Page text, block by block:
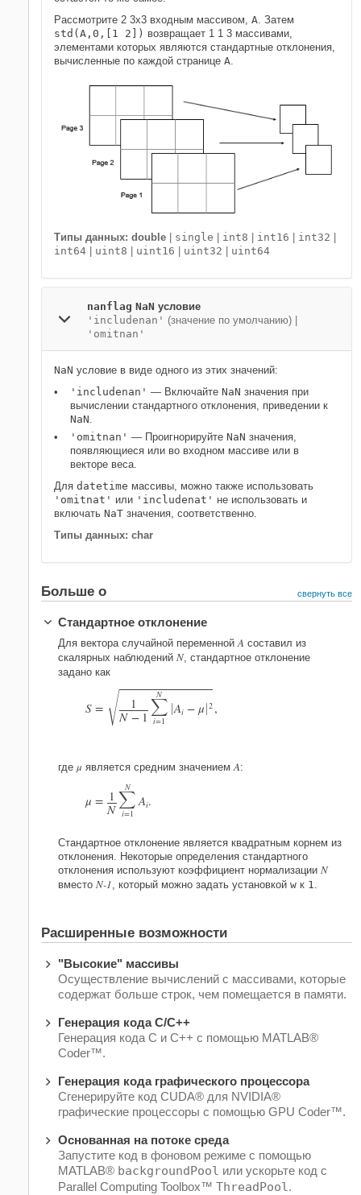
Рассмотрите 2 3х3 входным массивом, A. Затем
std(A,0,[1 2]) возвращает 1 1 3 массивами,
элементами которых являются стандартные отклонения,
вычисленные по каждой странице A.
Типы данных: double | single | int8 | int16 | int32 |
int64 | uint8 | uint16 | uint32 | uint64
nanflag NaN условие
'includenan' (значение по умолчанию) |
'omitnan'
NaN условие в виде одного из этих значений:
'includenan' — Включайте NaN значения при
вычислении стандартного отклонения, приведении к
NaN
'omitnan' — Проигнорируйте NaN значения,
появляющиеся или во входном массиве или в
векторе веса.
Для datetime массивы, можно также использовать
'omitnat' или 'includenat' не использовать и
включать NaT значения, соответственно.
Типы данных: char
Больше о свернуть все
Стандартное отклонение
Для вектора случайной переменной A составил из
скалярных наблюдений N, стандартное отклонение
задано как
S = G 1
N − 1
N

i=1
Ai −μ 2,
где μ является средним значением A:
μ = 1
N
N

i=1
Ai.
Стандартное отклонение является квадратным корнем из
отклонения. Некоторые определения стандартного
отклонения используют коэффициент нормализации N
вместо N-1 , который можно задать установкой w к 1
Расширенные возможности
"Высокие" массивы
Осуществление вычислений с массивами, которые
содержат больше строк, чем помещается в памяти.
Генерация кода C/C++
Генерация кода C и C++ с помощью MATLAB®
Coder™.
Генерация кода графического процессора
Сгенерируйте код CUDA® для NVIDIA®
графические процессоры с помощью GPU Coder™.
Основанная на потоке среда
Запустите код в фоновом режиме с помощью
MATLAB® backgroundPool или ускорьте код с
Parallel Computing Toolbox™ ThreadPool.